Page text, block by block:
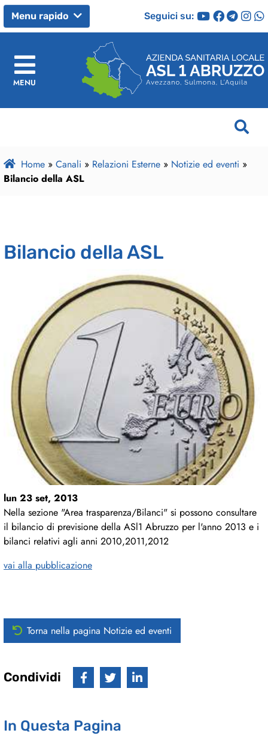
Menu rapido Seguici su:
MENU
Home » Canali » Relazioni Esterne » Notizie ed eventi »
Bilancio della ASL
Bilancio della ASL
lun 23 set, 2013
Nella sezione "Area trasparenza/Bilanci" si possono consultare
il bilancio di previsione della ASl1 Abruzzo per l'anno 2013 e i
bilanci relativi agli anni 2010,2011,2012
vai alla pubblicazione
Torna nella pagina Notizie ed eventi
Condividi
In Questa Pagina